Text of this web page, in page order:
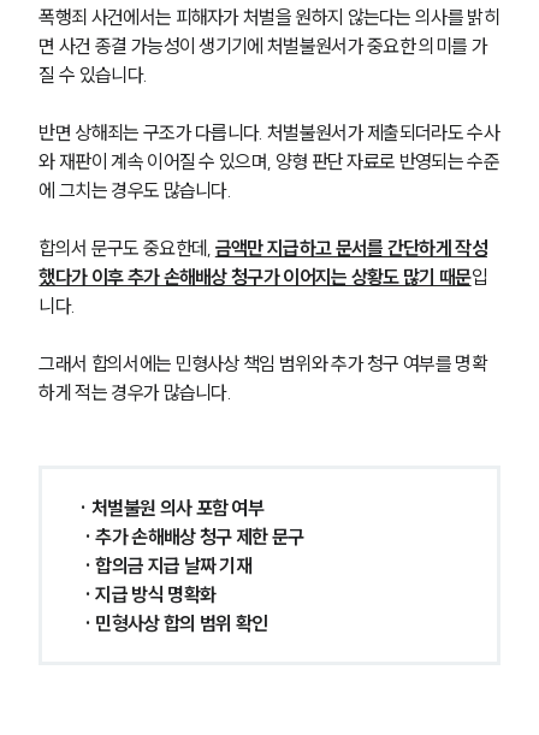
폭행죄 사건에서는 피해자가 처벌을 원하지 않는다는 의사를 밝히
면 사건 종결 가능성이 생기기에 처벌불원서가 중요한 의미를 가
질 수 있습니다.
반면 상해죄는 구조가 다릅니다. 처벌불원서가 제출되더라도 수사
와 재판이 계속 이어질 수 있으며, 양형 판단 자료로 반영되는 수준
에 그치는 경우도 많습니다.
합의서 문구도 중요한데, 금액만 지급하고 문서를 간단하게 작성
했다가 이후 추가 손해배상 청구가 이어지는 상황도 많기 때문입
니다.
그래서 합의서에는 민형사상 책임 범위와 추가 청구 여부를 명확
하게 적는 경우가 많습니다.
· 처벌불원 의사 포함 여부
· 추가 손해배상 청구 제한 문구
· 합의금 지급 날짜 기재
· 지급 방식 명확화
· 민형사상 합의 범위 확인